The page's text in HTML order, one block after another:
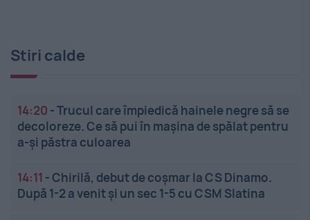
Stiri calde
14:20 -Trucul care împiedică hainele negre să se
decoloreze. Ce să pui în mașina de spălat pentru
a-și păstra culoarea
14:11 -Chirilă, debut de coșmar la CS Dinamo.
După 1-2 a venit și un sec 1-5 cu CSM Slatina